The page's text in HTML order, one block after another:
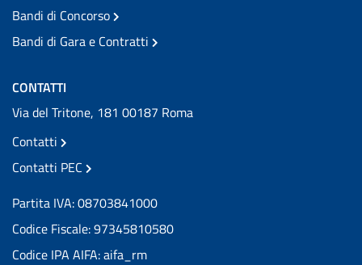
Bandi di Concorso
Bandi di Gara e Contratti
CONTATTI
Via del Tritone, 181 00187 Roma
Contatti
Contatti PEC
Partita IVA: 08703841000
Codice Fiscale: 97345810580
Codice IPA AIFA: aifa_rm